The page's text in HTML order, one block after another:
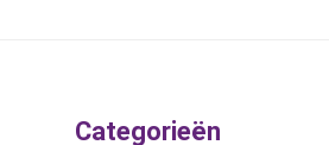
Categorieën